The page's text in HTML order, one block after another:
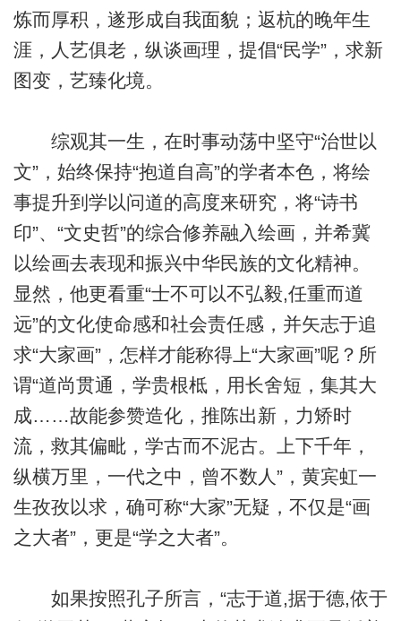
炼而厚积，遂形成自我面貌；返杭的晚年生
涯，人艺俱老，纵谈画理，提倡“民学”，求新
图变，艺臻化境。
综观其一生，在时事动荡中坚守“治世以
文”，始终保持“抱道自高”的学者本色，将绘
事提升到学以问道的高度来研究，将“诗书
印”、“文史哲”的综合修养融入绘画，并希冀
以绘画去表现和振兴中华民族的文化精神。
显然，他更看重“士不可以不弘毅,任重而道
远”的文化使命感和社会责任感，并矢志于追
求“大家画”，怎样才能称得上“大家画”呢？所
谓“道尚贯通，学贵根柢，用长舍短，集其大
成……故能参赞造化，推陈出新，力矫时
流，救其偏毗，学古而不泥古。上下千年，
纵横万里，一代之中，曾不数人”，黄宾虹一
生孜孜以求，确可称“大家”无疑，不仅是“画
之大者”，更是“学之大者”。
如果按照孔子所言，“志于道,据于德,依于